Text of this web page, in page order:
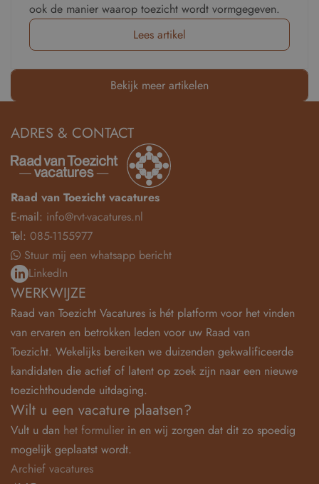
ook de manier waarop toezicht wordt vormgegeven.
Lees artikel
Bekijk meer artikelen
ADRES & CONTACT
Raad van Toezicht vacatures
E-mail: info@rvt-vacatures.nl
Tel: 085-1155977
Stuur mij een whatsapp bericht
LinkedIn
WERKWIJZE
Raad van Toezicht Vacatures is hét platform voor het vinden
van ervaren en betrokken leden voor uw Raad van
Toezicht. Wekelijks bereiken we duizenden gekwalificeerde
kandidaten die actief of latent op zoek zijn naar een nieuwe
toezichthoudende uitdaging.
Wilt u een vacature plaatsen?
Vult u dan het formulier in en wij zorgen dat dit zo spoedig
mogelijk geplaatst wordt.
Archief vacatures